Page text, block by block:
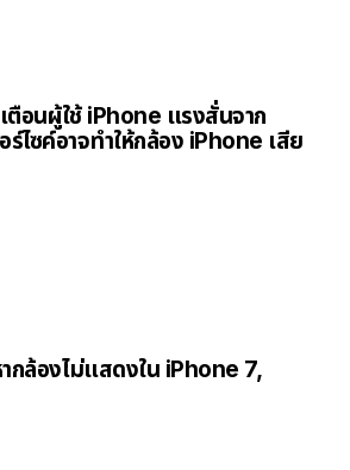
ตือนผู้ใช้ iPhone แรงสั่นจาก
ร์ไซค์อาจทำให้กล้อง iPhone เสีย
กล้องไม่แสดงใน iPhone 7,